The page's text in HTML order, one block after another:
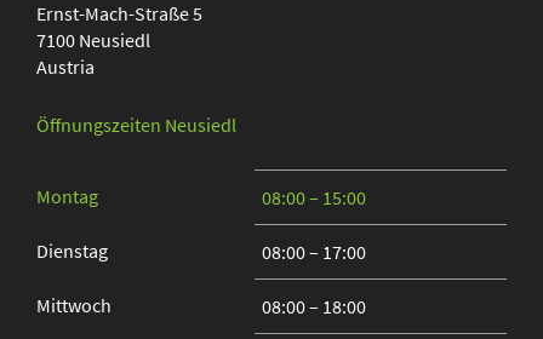
Ernst-Mach-Straße 5
7100 Neusiedl
Austria
Öffnungszeiten Neusiedl
Montag 08:00 – 15:00
Dienstag 08:00 – 17:00
Mittwoch 08:00 – 18:00